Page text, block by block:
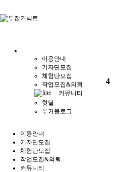
이용안내
기자단모집
체험단모집
작업모집&의뢰
커뮤니티
핫딜
투커블로그
4
이용안내
기자단모집
체험단모집
작업모집&의뢰
커뮤니티